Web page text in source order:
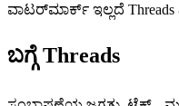
ವಾಟರ್‌ಮಾರ್ಕ್ ಇಲ್ಲದೆ
ಬಗ್ಗೆ Threads